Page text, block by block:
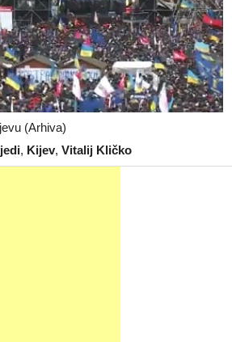
(Arhiva)
, Kijev, Vitalij Kličko